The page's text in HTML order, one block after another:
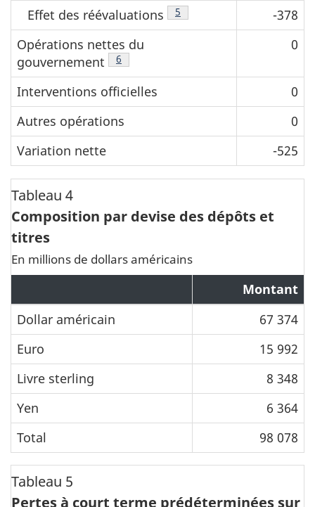
Effet des réévaluations
Note de bas de page
5
-378
Opérations nettes du
gouvernement
Note de bas de page
6
0
Interventions officielles
0
Autres opérations
0
Variation nette
-525
Tableau 4
Composition par devise des dépôts et
titres
En millions de dollars américains
Montant
Dollar américain
67 374
Euro
15 992
Livre sterling
8 348
Yen
6 364
Total
98 078
Tableau 5
Pertes à court terme prédéterminées sur